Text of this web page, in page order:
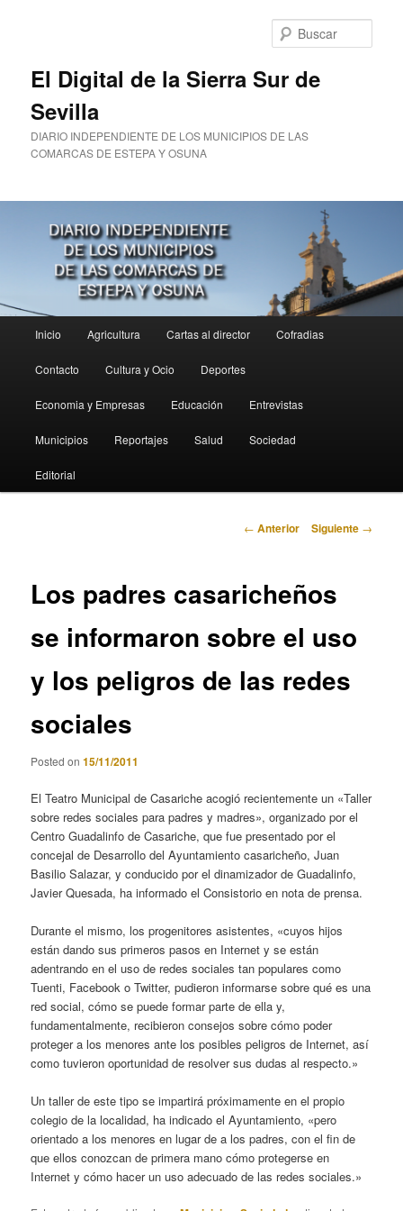
El Digital de la Sierra Sur de
Sevilla
DIARIO INDEPENDIENTE DE LOS MUNICIPIOS DE LAS
COMARCAS DE ESTEPA Y OSUNA
principal
Inicio Agricultura Cartas al director Cofradias
Contacto Cultura y Ocio Deportes
Economia y Empresas Educación Entrevistas
Municipios Reportajes Salud Sociedad
Editorial
Navegación
← Anterior Siguiente →
Los padres casaricheños
se informaron sobre el uso
y los peligros de las redes
sociales
Posted on15/11/2011
El Teatro Municipal de Casariche acogió recientemente un «Taller
sobre redes sociales para padres y madres», organizado por el
Centro Guadalinfo de Casariche, que fue presentado por el
concejal de Desarrollo del Ayuntamiento casaricheño, Juan
Basilio Salazar, y conducido por el dinamizador de Guadalinfo,
Javier Quesada, ha informado el Consistorio en nota de prensa.
Durante el mismo, los progenitores asistentes, «cuyos hijos
están dando sus primeros pasos en Internet y se están
adentrando en el uso de redes sociales tan populares como
Tuenti, Facebook o Twitter, pudieron informarse sobre qué es una
red social, cómo se puede formar parte de ella y,
fundamentalmente, recibieron consejos sobre cómo poder
proteger a los menores ante los posibles peligros de Internet, así
como tuvieron oportunidad de resolver sus dudas al respecto.»
Un taller de este tipo se impartirá próximamente en el propio
colegio de la localidad, ha indicado el Ayuntamiento, «pero
orientado a los menores en lugar de a los padres, con el fin de
que ellos conozcan de primera mano cómo protegerse en
Internet y cómo hacer un uso adecuado de las redes sociales.»